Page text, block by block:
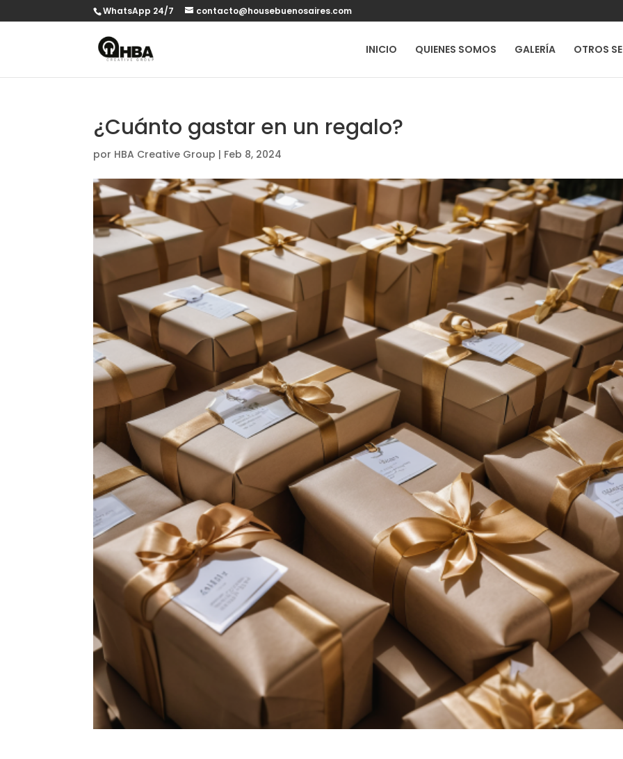
WhatsApp 24/7 contacto@housebuenosaires.com
INICIO QUIENES SOMOS GALERÍA OTROS
¿Cuánto gastar en un regalo?
por HBA Creative Group | Feb 8, 2024